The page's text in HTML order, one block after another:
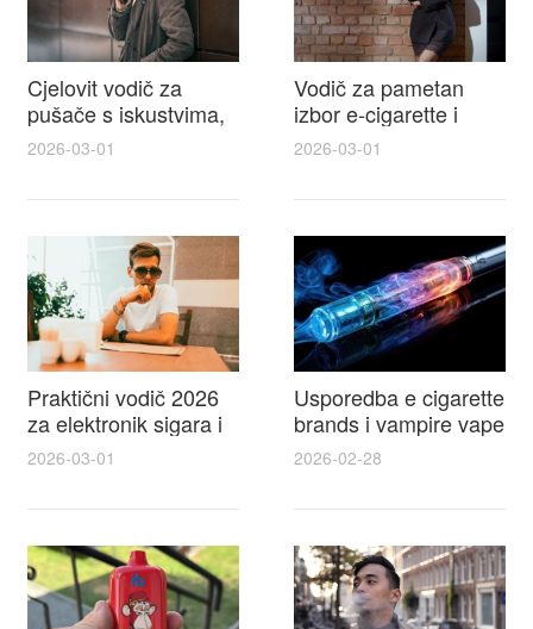
Cjelovit vodič za
pušače s iskustvima,
recenzijama i
cigarette na e cigareta
2026-03-01
Vodič za pametan
izbor e-cigarette i
savjeti kako postići
elektronske cigarete
2026-03-01
Praktični vodič 2026
za elektronik sigara i
mtm e cigarete s
recenzijama i
2026-03-01
Usporedba e cigarette
brands i vampire vape
za 2026 – vodič s
i najboljim ponudama
2026-02-28